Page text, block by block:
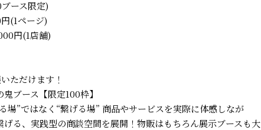
ース限定)
(1ページ)
円(1店舗)
ただけます！
ブース【限定100枠】
場”ではなく“繋げる場” 商品やサービスを実際に体感しなが
げる、実践型の商談空間を展開！物販はもちろん展示ブースも大